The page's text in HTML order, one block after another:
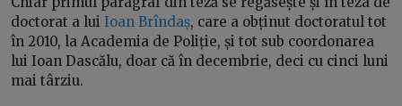
doctorat a lui Ioan Brîndaș, care a obținut doctoratul tot
în 2010, la Academia de Poliție, și tot sub coordonarea
lui Ioan Dascălu, doar că în decembrie, deci cu cinci luni
mai târziu.